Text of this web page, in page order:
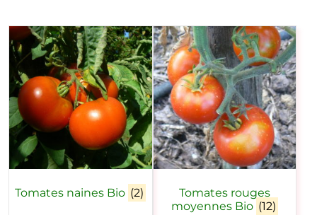
Tomates naines Bio (2)
Tomates rouges
moyennes Bio (12)